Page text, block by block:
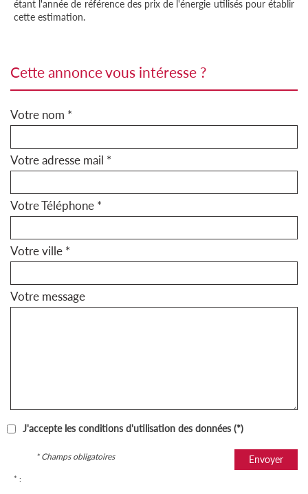
étant l'année de référence des prix de l'énergie utilisés pour établir
cette estimation.
cette annonce vous intéresse ?
Votre nom *
Votre adresse mail *
Votre Téléphone *
Votre ville *
Votre message
J'accepte les conditions d'utilisation des données (*)
Envoyer
* Champs obligatoires
* :